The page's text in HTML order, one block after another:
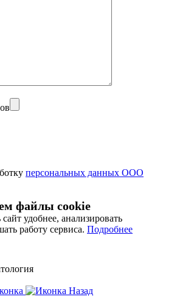
персональных данных ООО
файлы cookie
удобнее, анализировать
работу сервиса. Подробнее
Назад